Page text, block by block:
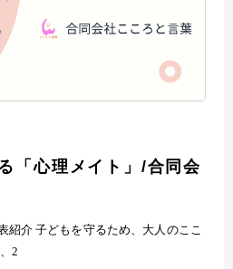
「心理メイト」/合同会
紹介 子どもを守るため、大人のここ
2